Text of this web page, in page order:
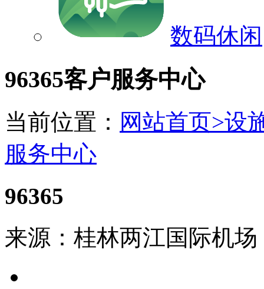
数码休闲
96365客户服务中心
当前位置： 网站首页>设
服务中心
96365
来源：桂林两江国际机场